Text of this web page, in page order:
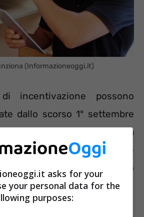
(Informazioneoggi.it)
incentivazione possono
dallo scorso 1° settembre
2025
tramite apposita
a disposizione sul portale
“Bandi” all’interno
“Ambiente”.
asks for your
your personal data for the
purposes: